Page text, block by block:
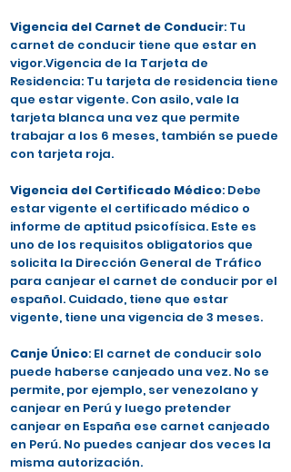
Vigencia del Carnet de Conducir: Tu
carnet de conducir tiene que estar en
vigor.Vigencia de la Tarjeta de
Residencia: Tu tarjeta de residencia tiene
que estar vigente. Con asilo, vale la
tarjeta blanca una vez que permite
trabajar a los 6 meses, también se puede
con tarjeta roja.
Vigencia del Certificado Médico: Debe
estar vigente el certificado médico o
informe de aptitud psicofísica. Este es
uno de los requisitos obligatorios que
solicita la Dirección General de Tráfico
para canjear el carnet de conducir por el
español. Cuidado, tiene que estar
vigente, tiene una vigencia de 3 meses.
Canje Único: El carnet de conducir solo
puede haberse canjeado una vez. No se
permite, por ejemplo, ser venezolano y
canjear en Perú y luego pretender
canjear en España ese carnet canjeado
en Perú. No puedes canjear dos veces la
misma autorización.